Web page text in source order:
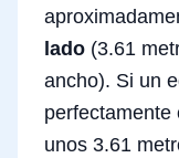
lado (3.61
ancho). Si un
perfectamente
unos 3.61